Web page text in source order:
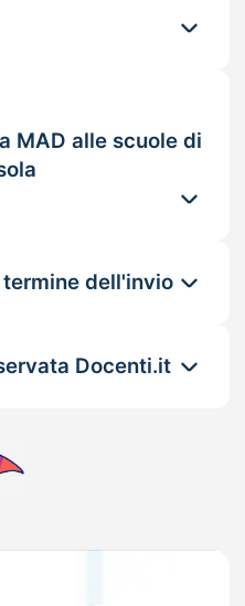
MAD alle scuole di
dell'invio
Docenti.it